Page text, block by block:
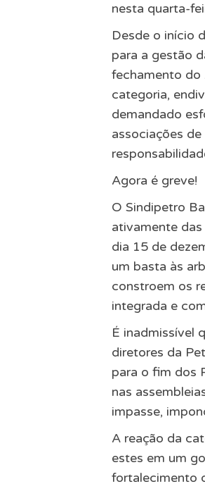
nesta quarta-
Desde o início
para a gestão
fechamento do
categoria,
demandado
associações
Agora é greve!
O Sindipetro
ativamente
dia 15 de
um basta às
constroem os
integrada e
É inadmissível
diretores da
para o fim dos
nas
impasse,
A reação da
estes em um
fortalecimento